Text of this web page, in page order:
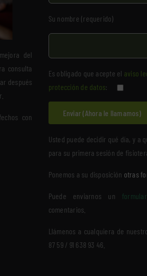
del
consulta
después
con
Su nombre (requerido)
Es obligado que acepte el aviso
protección de datos:
Usted puede decidir qué día, y a
para su primera sesión de
Ponemos a su disposición otras
Puede enviarnos un
comentarios.
Llámenos a cualquiera de
87 59 / 91 638 93 46.